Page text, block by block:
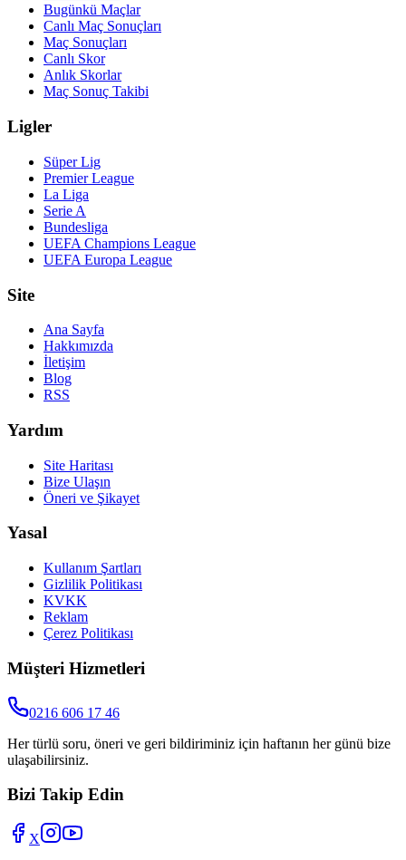
Bugünkü Maçlar
Canlı Maç Sonuçları
Maç Sonuçları
Canlı Skor
Anlık Skorlar
Maç Sonuç Takibi
Ligler
Süper Lig
Premier League
La Liga
Serie A
Bundesliga
UEFA Champions League
UEFA Europa League
Site
Ana Sayfa
Hakkımızda
İletişim
Blog
RSS
Yardım
Site Haritası
Bize Ulaşın
Öneri ve Şikayet
Yasal
Kullanım Şartları
Gizlilik Politikası
KVKK
Reklam
Çerez Politikası
Müşteri Hizmetleri
0216 606 17 46
Her türlü soru, öneri ve geri bildiriminiz için haftanın her günü bize
ulaşabilirsiniz.
Bizi Takip Edin
X